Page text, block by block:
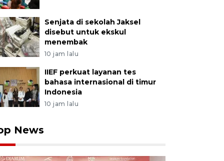
Senjata di sekolah Jaksel
disebut untuk ekskul
menembak
10 jam lalu
IIEF perkuat layanan tes
bahasa internasional di timur
Indonesia
10 jam lalu
News